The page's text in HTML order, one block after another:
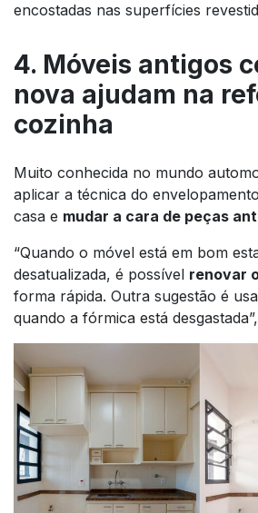
encostadas nas superfícies
4. Móveis antigos
nova ajudam na
cozinha
Muito conhecida no mundo
aplicar a técnica do
casa e mudar a cara de peças
“Quando o móvel está em bom
desatualizada, é possível renovar
forma rápida. Outra sugestão é
quando a fórmica está